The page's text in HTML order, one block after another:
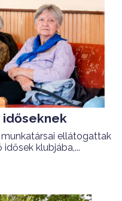
ellátogattak
klubjába,...